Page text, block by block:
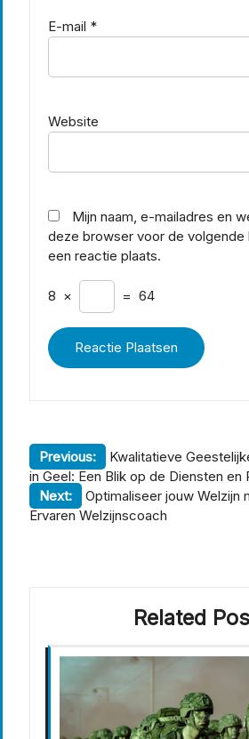
E-mail *
Website
Mijn naam, e-mailadres en
deze browser voor de volgende
een reactie plaats.
8 × = 64
Berichtnavigatie
Previous:
Kwalitatieve
in Geel: Een Blik op de Diensten en
Next:
Optimaliseer jouw Welzijn
Ervaren Welzijnscoach
Related